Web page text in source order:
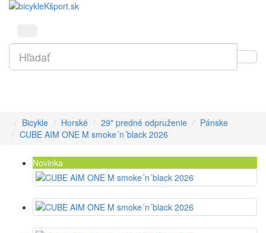
Bicykle Horské 29" predné odpruženie
Pánske
CUBE AIM ONE M smoke´n´black 2026
Novinka